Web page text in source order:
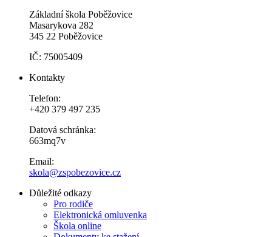
Základní škola Poběžovice
Masarykova 282
345 22 Poběžovice
IČ: 75005409
Kontakty
Telefon:
+420 379 497 235
Datová schránka:
663mq7v
Email:
skola@zspobezovice.cz
Důležité odkazy
Pro rodiče
Elektronická omluvenka
Škola online